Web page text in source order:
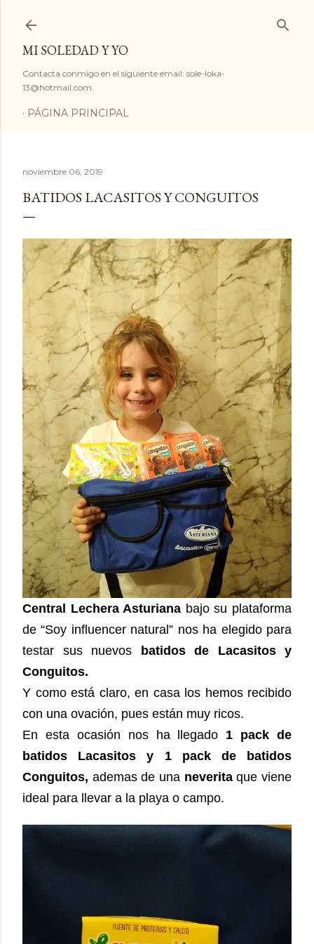
MI SOLEDAD Y YO
Contacta conmigo en el siguiente email: sole-loka-
13@hotmail.com
PÁGINA PRINCIPAL
noviembre 06, 2019
BATIDOS LACASITOS Y CONGUITOS
Central Lechera Asturiana bajo su plataforma
de “Soy influencer natural” nos ha elegido para
testar sus nuevos
batidos de Lacasitos y
Conguitos.
Y como está claro, en casa los hemos recibido
con una ovación, pues están muy ricos.
En esta ocasión nos ha llegado 1 pack de
batidos Lacasitos y 1 pack de batidos
Conguitos, ademas de una neveritaque viene
ideal para llevar a la playa o campo.